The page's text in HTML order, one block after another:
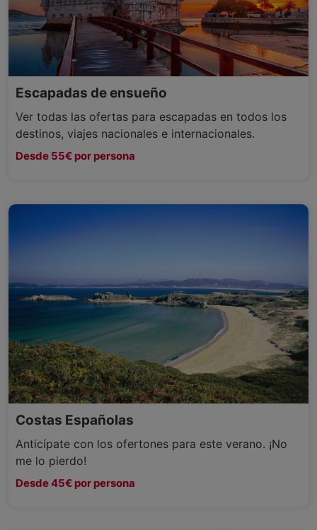
Escapadas de ensueño
Ver todas las ofertas para escapadas en todos los
destinos, viajes nacionales e internacionales.
Desde 55€ por persona
Costas Españolas
Anticípate con los ofertones para este verano. ¡No
me lo pierdo!
Desde 45€ por persona